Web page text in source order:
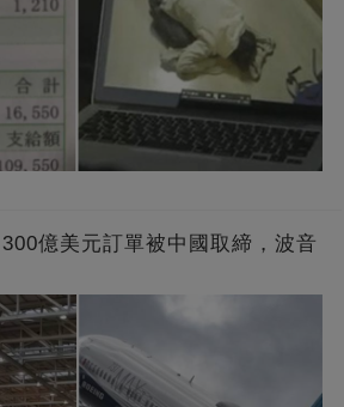
億美元訂單被中國取締，波音